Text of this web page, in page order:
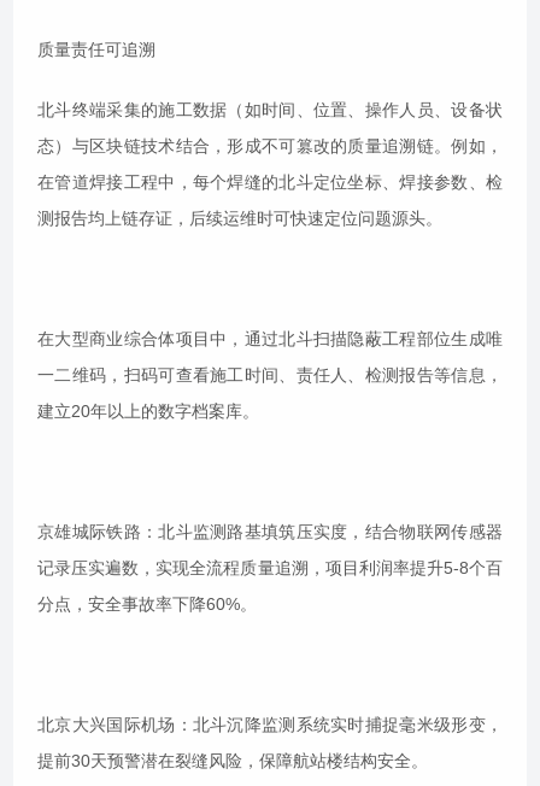
质量责任可追溯
北斗终端采集的施工数据（如时间、位置、操作人员、设备状
态）与区块链技术结合，形成不可篡改的质量追溯链。例如，
在管道焊接工程中，每个焊缝的北斗定位坐标、焊接参数、检
测报告均上链存证，后续运维时可快速定位问题源头。
在大型商业综合体项目中，通过北斗扫描隐蔽工程部位生成唯
一二维码，扫码可查看施工时间、责任人、检测报告等信息，
建立20年以上的数字档案库。
京雄城际铁路：北斗监测路基填筑压实度，结合物联网传感器
记录压实遍数，实现全流程质量追溯，项目利润率提升5-8个百
分点，安全事故率下降60%。
北京大兴国际机场：北斗沉降监测系统实时捕捉毫米级形变，
提前30天预警潜在裂缝风险，保障航站楼结构安全。